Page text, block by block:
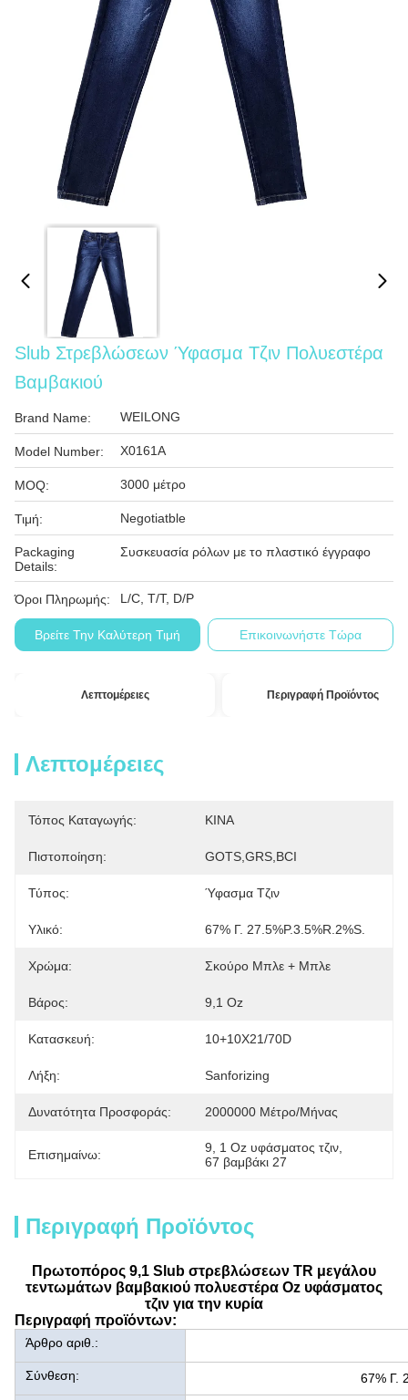
Slub Στρεβλώσεων Ύφασμα Τζιν Πολυεστέρα
Βαμβακιού
Brand Name: WEILONG
Model Number: X0161A
MOQ: 3000 μέτρο
Τιμή: Negotiatble
Packaging
Details:
Συσκευασία ρόλων με το πλαστικό έγγραφο
Όροι Πληρωμής: L/C, T/T, D/P
Βρείτε Την Καλύτερη Τιμή Επικοινωνήστε Τώρα
Λεπτομέρειες Περιγραφή Προϊόντος
Λεπτομέρειες
Τόπος Καταγωγής: ΚΙΝΑ
Πιστοποίηση: GOTS,GRS,BCI
Τύπος: Ύφασμα Τζιν
Υλικό: 67% Γ. 27.5%P.3.5%R.2%S.
Χρώμα: Σκούρο Μπλε + Μπλε
Βάρος: 9,1 Oz
Κατασκευή: 10+10X21/70D
Λήξη: Sanforizing
Δυνατότητα Προσφοράς: 2000000 Μέτρο/μήνας
Επισημαίνω: 9 1 Oz υφάσματος τζιν
67 βαμβάκι 27
Περιγραφή Προϊόντος
Πρωτοπόρος 9,1 Slub στρεβλώσεων TR μεγάλου
τεντωμάτων βαμβακιού πολυεστέρα Oz υφάσματος
τζιν για την κυρία
Περιγραφή προϊόντων:
Άρθρο αριθ.:
Σύνθεση: 67% Γ.